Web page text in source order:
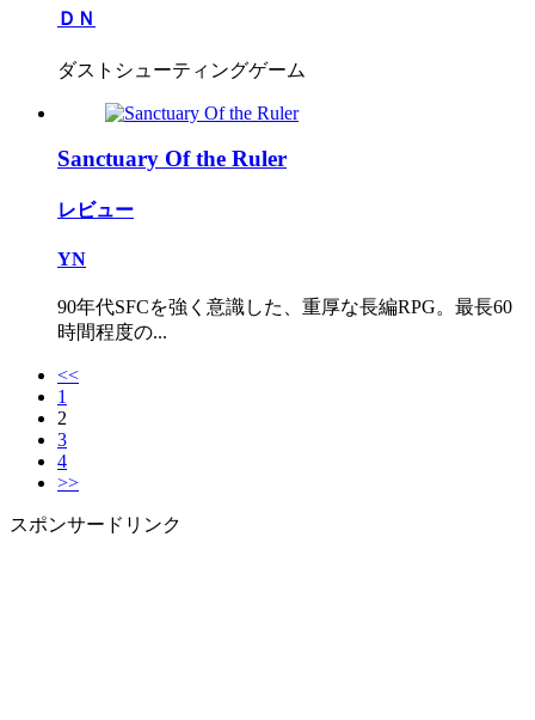
ＤＮ
ダストシューティングゲーム
Sanctuary Of the Ruler
レビュー
YN
90年代SFCを強く意識した、重厚な長編RPG。最長60
時間程度の...
<<
1
2
3
4
>>
スポンサードリンク